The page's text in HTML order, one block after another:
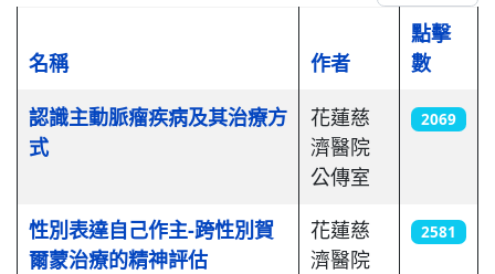
文章列表
名稱 作者
點擊
數
認識主動脈瘤疾病及其治療方
式
花蓮慈
濟醫院
公傳室
2069
性別表達自己作主-跨性別賀
爾蒙治療的精神評估
花蓮慈
濟醫院
2581